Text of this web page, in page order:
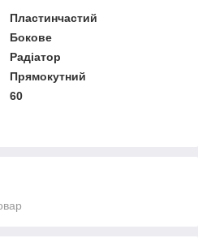
Пластинчастий
Бокове
Радіатор
Прямокутний
60